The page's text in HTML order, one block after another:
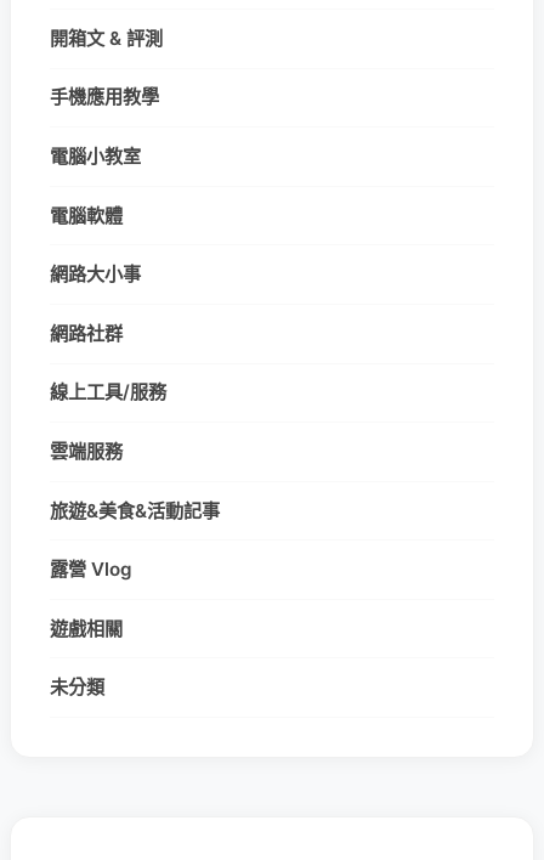
開箱文 & 評測
手機應用教學
電腦小教室
電腦軟體
網路大小事
網路社群
線上工具/服務
雲端服務
旅遊&美食&活動記事
露營 Vlog
遊戲相關
未分類